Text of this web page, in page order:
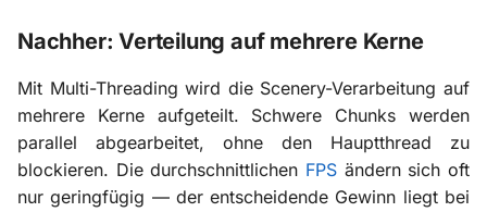
Nachher: Verteilung auf mehrere Kerne
Mit Multi-Threading wird die Scenery-Verarbeitung auf
mehrere Kerne aufgeteilt. Schwere Chunks werden
parallel abgearbeitet, ohne den Hauptthread zu
blockieren. Die durchschnittlichen FPS ändern sich oft
nur geringfügig — der entscheidende Gewinn liegt bei